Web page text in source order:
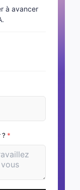
à avancer
? *